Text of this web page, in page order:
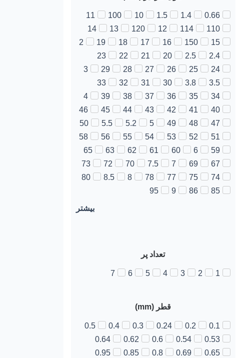
0.66
1.4
1.5
10
100
11
110
114
12
120
13
14
15
150
16
17
18
19
2
2.4
2.5
20
21
22
23
24
25
26
27
28
29
3
3.5
3.8
30
31
32
33
34
35
36
37
38
39
4
40
41
42
43
44
45
46
47
48
49
5
5.2
5.5
50
51
52
53
54
55
56
58
59
6
60
61
62
63
65
67
69
7
7.5
70
72
73
74
75
77
78
8
8.5
80
85
86
9
95
بیشتر
تعداد پر
1
2
3
4
5
6
7
قطر (mm)
0.1
0.2
0.24
0.3
0.4
0.5
0.53
0.54
0.6
0.62
0.64
0.65
0.69
0.8
0.85
0.95